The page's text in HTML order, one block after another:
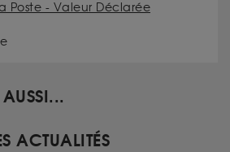
Poste - Valeur Déclarée
ACTUALITÉS